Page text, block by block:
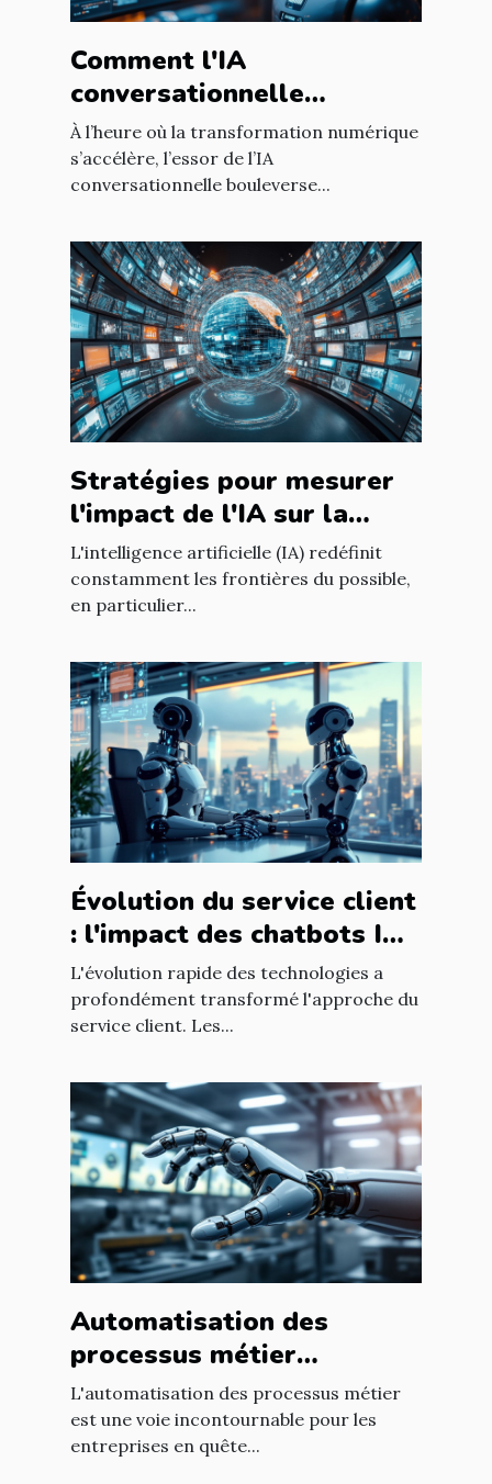
Comment l'IA
conversationnelle
révolutionne l'expérience
utilisateur sur les sites
web
À l’heure où la transformation numérique
s’accélère, l’essor de l’IA
conversationnelle bouleverse...
Stratégies pour mesurer
l'impact de l'IA sur la
qualité du contenu en
ligne
L'intelligence artificielle (IA) redéfinit
constamment les frontières du possible,
en particulier...
Évolution du service client
: l'impact des chatbots IA
sur l'expérience utilisateur
L'évolution rapide des technologies a
profondément transformé l'approche du
service client. Les...
Automatisation des
processus métier
comment transformer
votre entreprise
L'automatisation des processus métier
est une voie incontournable pour les
entreprises en quête...